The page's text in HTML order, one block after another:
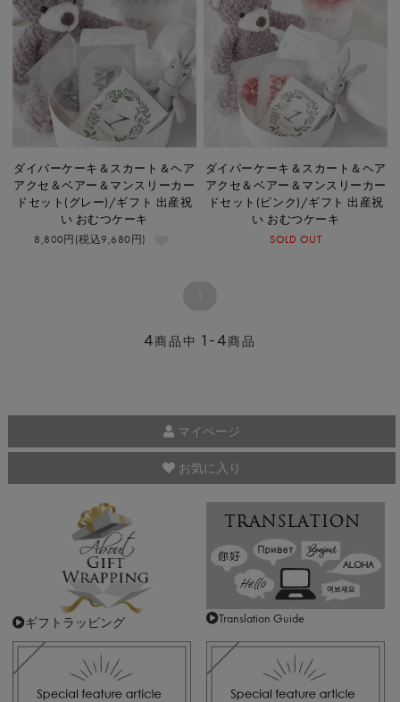
ダイパーケーキ＆スカート＆ヘア
アクセ＆ベアー＆マンスリーカー
ドセット(グレー)/ギフト 出産祝
い おむつケーキ
8,800円(税込9,680円)
ダイパーケーキ＆スカート＆ヘア
アクセ＆ベアー＆マンスリーカー
ドセット(ピンク)/ギフト 出産祝
い おむつケーキ
SOLD OUT
4商品中 1-4商品
マイページ
お気に入り
ギフトラッピング Translation Guide